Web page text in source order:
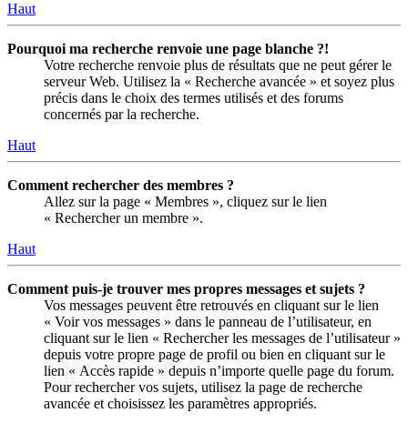
Haut
Pourquoi ma recherche renvoie une page blanche ?!
Votre recherche renvoie plus de résultats que ne peut gérer le
serveur Web. Utilisez la « Recherche avancée » et soyez plus
précis dans le choix des termes utilisés et des forums
concernés par la recherche.
Haut
Comment rechercher des membres ?
Allez sur la page « Membres », cliquez sur le lien
« Rechercher un membre ».
Haut
Comment puis-je trouver mes propres messages et sujets ?
Vos messages peuvent être retrouvés en cliquant sur le lien
« Voir vos messages » dans le panneau de l’utilisateur, en
cliquant sur le lien « Rechercher les messages de l’utilisateur »
depuis votre propre page de profil ou bien en cliquant sur le
lien « Accès rapide » depuis n’importe quelle page du forum.
Pour rechercher vos sujets, utilisez la page de recherche
avancée et choisissez les paramètres appropriés.